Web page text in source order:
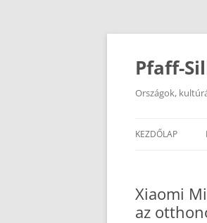
Kilépés
tartalomba
Pfaff-
Országok,
KEZDŐLAP
Xiaomi
az